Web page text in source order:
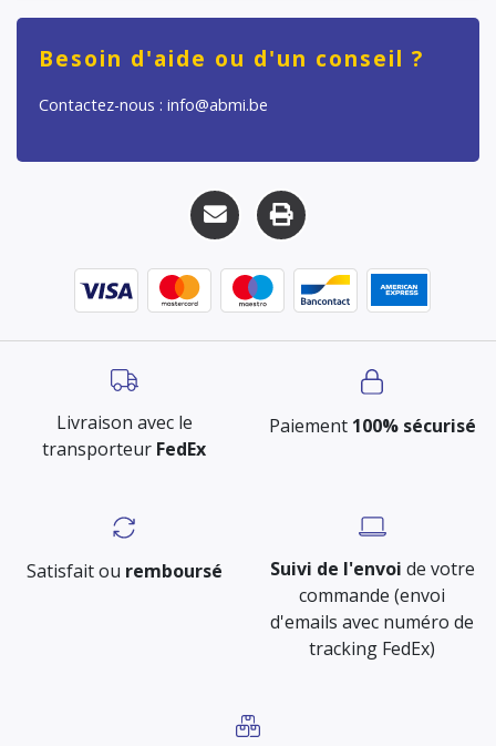
Besoin d'aide ou d'un conseil ?
Contactez-nous : info@abmi.be
Livraison avec le
transporteur FedEx
Paiement 100% sécurisé
Satisfait ou remboursé Suivi de l'envoi de votre
commande (envoi
d'emails avec numéro de
tracking FedEx)